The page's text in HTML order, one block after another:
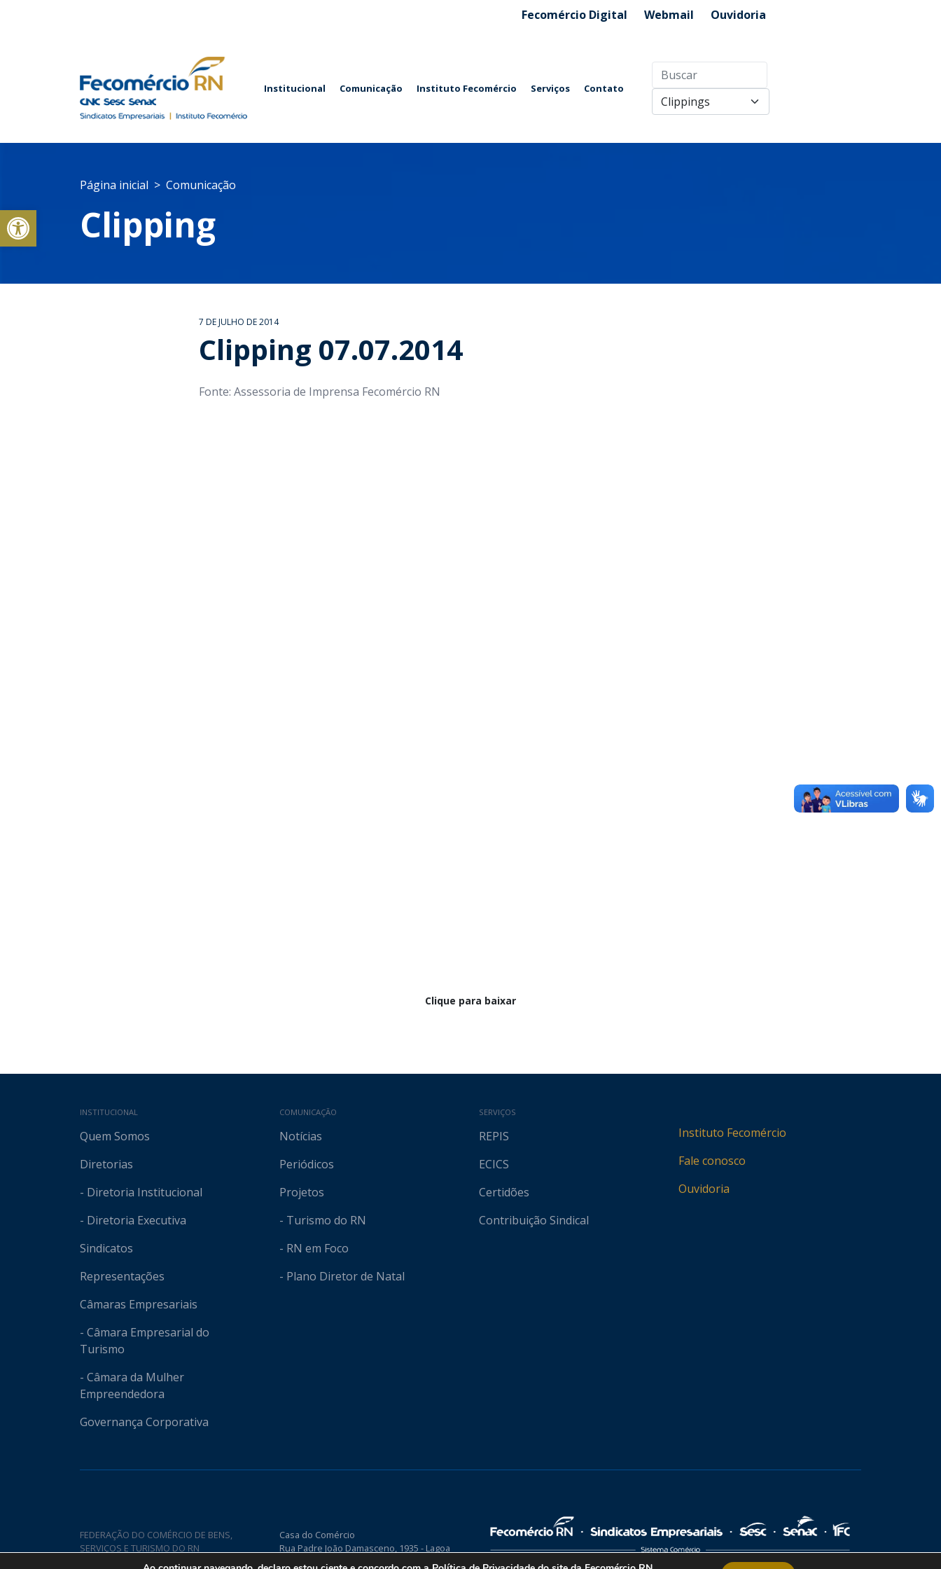
Abrir a barra de ferramentas
Fecomércio Digital Webmail Ouvidoria
Institucional Comunicação Instituto Fecomércio Serviços Contato
Página inicial Comunicação
Clipping
7 DE JULHO DE 2014
Clipping 07.07.2014
Fonte: Assessoria de Imprensa Fecomércio RN
Clique para baixar
Mapa do site
INSTITUCIONAL
Quem Somos
Diretorias
- Diretoria Institucional
- Diretoria Executiva
Sindicatos
Representações
Câmaras Empresariais
- Câmara Empresarial do
Turismo
- Câmara da Mulher
Empreendedora
Governança Corporativa
COMUNICAÇÃO
Notícias
Periódicos
Projetos
- Turismo do RN
- RN em Foco
- Plano Diretor de Natal
SERVIÇOS
REPIS
ECICS
Certidões
Contribuição Sindical
Instituto Fecomércio
Fale conosco
Ouvidoria
FEDERAÇÃO DO COMÉRCIO DE BENS,
SERVIÇOS E TURISMO DO RN
Casa do Comércio
Rua Padre João Damasceno, 1935 - Lagoa
Nova CEP 59075-760